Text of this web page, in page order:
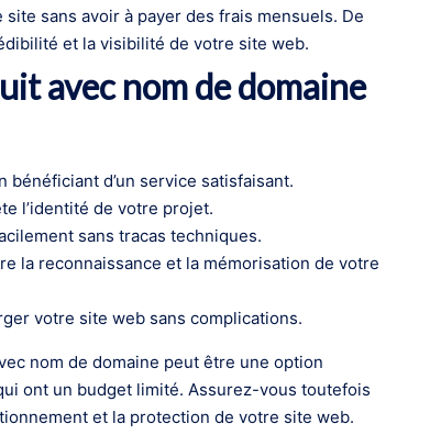
sans avoir à payer des frais mensuels. De
et la visibilité de votre site web.
avec nom de domaine
bénéficiant d’un service satisfaisant.
l’identité de votre projet.
sans tracas techniques.
la reconnaissance et la mémorisation de votre
votre site web sans complications.
nom de domaine peut être une option
ont un budget limité. Assurez-vous toutefois
et la protection de votre site web.